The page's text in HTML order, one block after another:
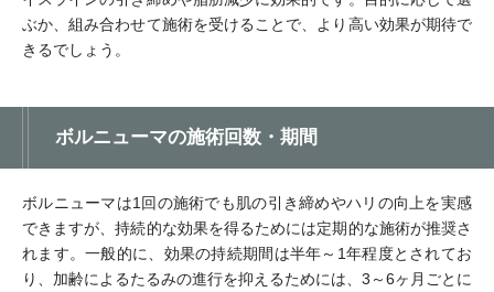
ぶか、組み合わせて施術を受けることで、より高い効果が期待で
きるでしょう。
ボルニューマの施術回数・期間
ボルニューマは1回の施術でも肌の引き締めやハリの向上を実感
できますが、持続的な効果を得るためには定期的な施術が推奨さ
れます。一般的に、効果の持続期間は半年～1年程度とされてお
り、加齢によるたるみの進行を抑えるためには、3～6ヶ月ごとに